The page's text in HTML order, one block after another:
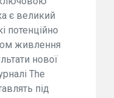
є великий
потенційно
живлення
нової
The
під